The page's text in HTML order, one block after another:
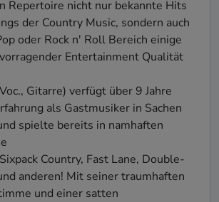
Repertoire nicht nur bekannte Hits
der Country Music, sondern auch
oder Rock n' Roll Bereich einige
Entertainment Qualität
als Gastmusiker in Sachen
spielte bereits in namhaften
Country, Fast Lane, Double-
anderen! Mit seiner traumhaften
und einer satten